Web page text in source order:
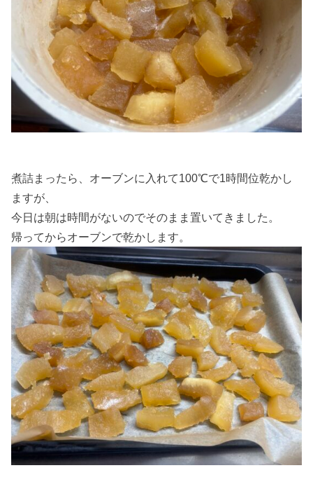
煮詰まったら、オーブンに入れて100℃で1時間位乾かし
ますが、
今日は朝は時間がないのでそのまま置いてきました。
帰ってからオーブンで乾かします。